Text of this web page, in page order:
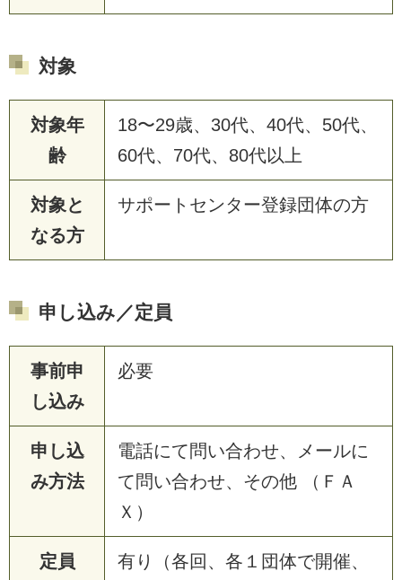
対象
対象年
齢
18〜29歳、30代、40代、50代、
60代、70代、80代以上
対象と
なる方
サポートセンター登録団体の方
申し込み／定員
事前申
し込み
必要
申し込
み方法
電話にて問い合わせ、メールに
て問い合わせ、その他 （ＦＡ
Ｘ）
定員
有り（各回、各１団体で開催、